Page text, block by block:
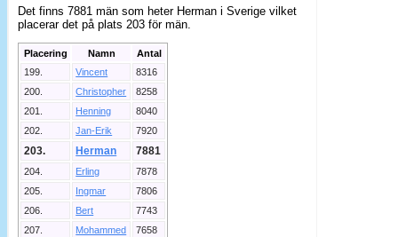
Det finns 7881 män som heter Herman i Sverige vilket
placerar det på plats 203 för män.
Placering Namn
Antal
199.
Vincent
8316
200.
Christopher
8258
201.
Henning
8040
202.
Jan-Erik 7920
203. Herman 7881
204. Erling
7878
205.
Ingmar
7806
206.
Bert
7743
207.
Mohammed
7658